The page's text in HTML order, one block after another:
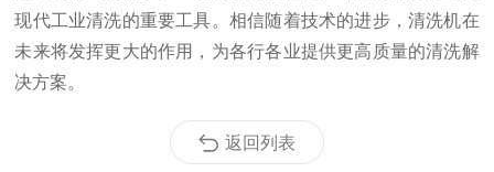
现代工业清洗的重要工具。相信随着技术的进步，清洗机在
未来将发挥更大的作用，为各行各业提供更高质量的清洗解
决方案。
返回列表